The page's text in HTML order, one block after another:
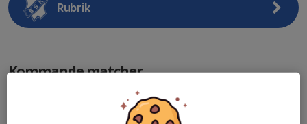
Rubrik
Kommande matcher
Inga matcher finns inbokade